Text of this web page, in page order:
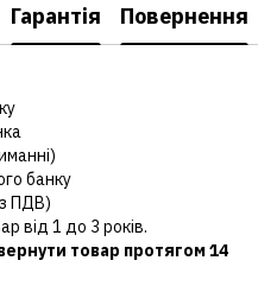
Гарантія Повернення
банку
ПДВ)
від 1 до 3 років.
товар протягом 14